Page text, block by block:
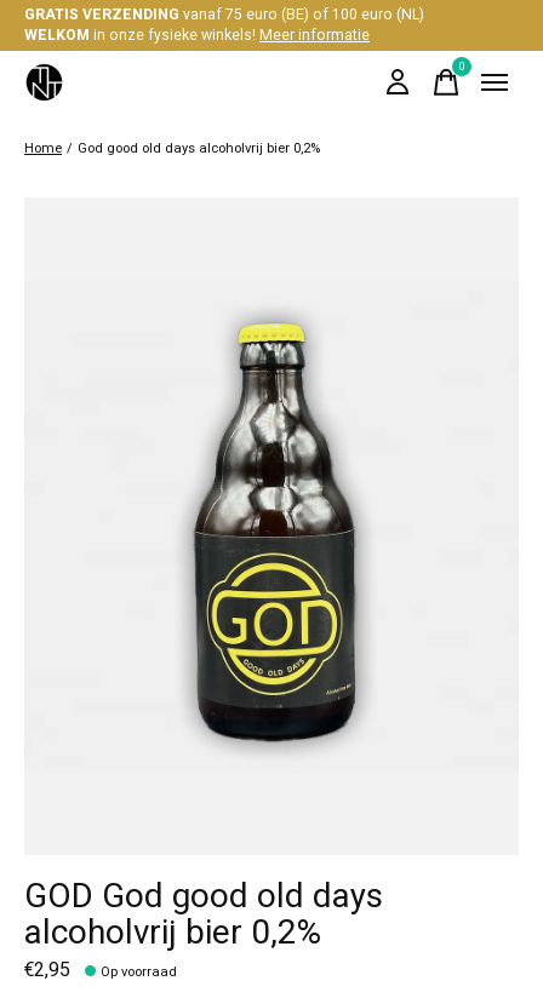
GRATIS VERZENDING vanaf 75 euro (BE) of 100 euro (NL)
WELKOM in onze fysieke winkels!Meer informatie
0items
Home / God good old days alcoholvrij bier 0,2%
GOD God good old days
alcoholvrij bier 0,2%
€2,95 Op voorraad